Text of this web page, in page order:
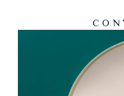
estimer un bien, ce n’est
Vendre avec soin,
AFFINER